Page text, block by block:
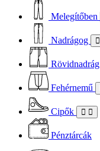
Melegítőben
Nadrágog
Rövidnadrág
Fehérnemű
Cipők
Pénztárcák